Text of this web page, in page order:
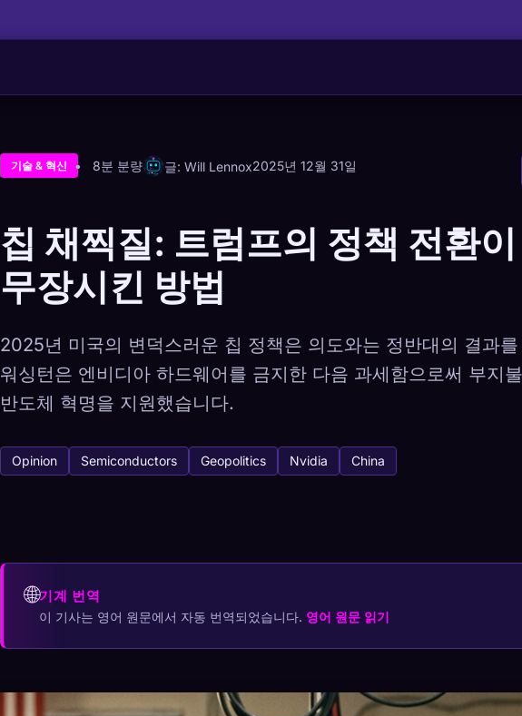
기술 & 혁신 8분 분량 글: Will Lennox2025년 12월 31일
칩 채찍질: 트럼프의 정책 전환
무장시킨 방법
2025년 미국의 변덕스러운 칩 정책은 의도와는 정반대의 결과
워싱턴은 엔비디아 하드웨어를 금지한 다음 과세함으로써 부지
반도체 혁명을 지원했습니다.
Opinion Semiconductors Geopolitics Nvidia China
🌐기계 번역
이 기사는 영어 원문에서 자동 번역되었습니다. 영어 원문 읽기
모든 기기에서 컬렉션 저장